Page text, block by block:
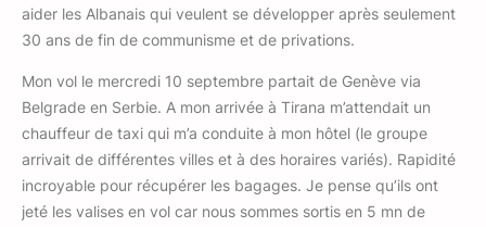
aider les Albanais qui veulent se développer après seulement
30 ans de fin de communisme et de privations.
Mon vol le mercredi 10 septembre partait de Genève via
Belgrade en Serbie. A mon arrivée à Tirana m’attendait un
chauffeur de taxi qui m’a conduite à mon hôtel (le groupe
arrivait de différentes villes et à des horaires variés). Rapidité
incroyable pour récupérer les bagages. Je pense qu’ils ont
jeté les valises en vol car nous sommes sortis en 5 mn de